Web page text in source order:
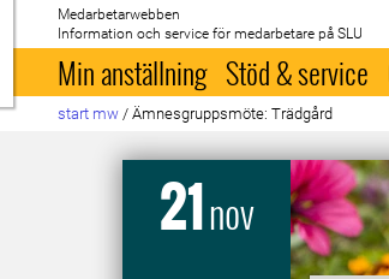
Till startsida
Medarbetarwebben
Information och service för medarbetare på SLU
Min anställning Stöd & service
start mw / Ämnesgruppsmöte: Trädgård
21nov